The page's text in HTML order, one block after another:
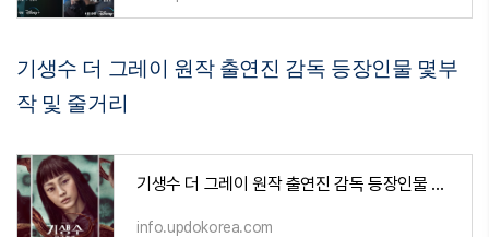
기생수 더 그레이 원작 출연진 감독 등장인물 몇부
작 및 줄거리
기생수 더 그레이 원작 출연진 감독 등장인물 몇부작 및 줄거리
info.updokorea.com